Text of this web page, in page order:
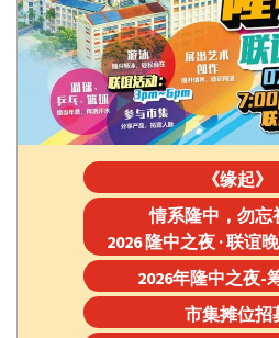
《缘起》
情系隆中，勿忘
2026 隆中之夜 · 联谊
2026年隆中之夜-
市集摊位招